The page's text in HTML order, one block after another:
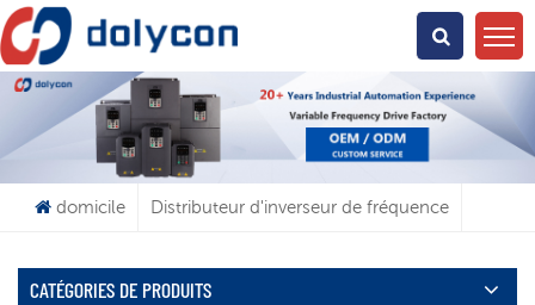
Que Cherchez-Vous?
domicile Distributeur d'inverseur de fréquence
CATÉGORIES DE PRODUITS